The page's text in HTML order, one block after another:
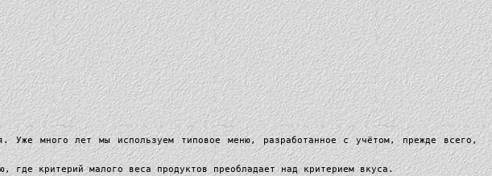
Уже много лет мы используем типовое меню, разработанное с учётом, прежде всего,
критерий малого веса продуктов преобладает над критерием вкуса.